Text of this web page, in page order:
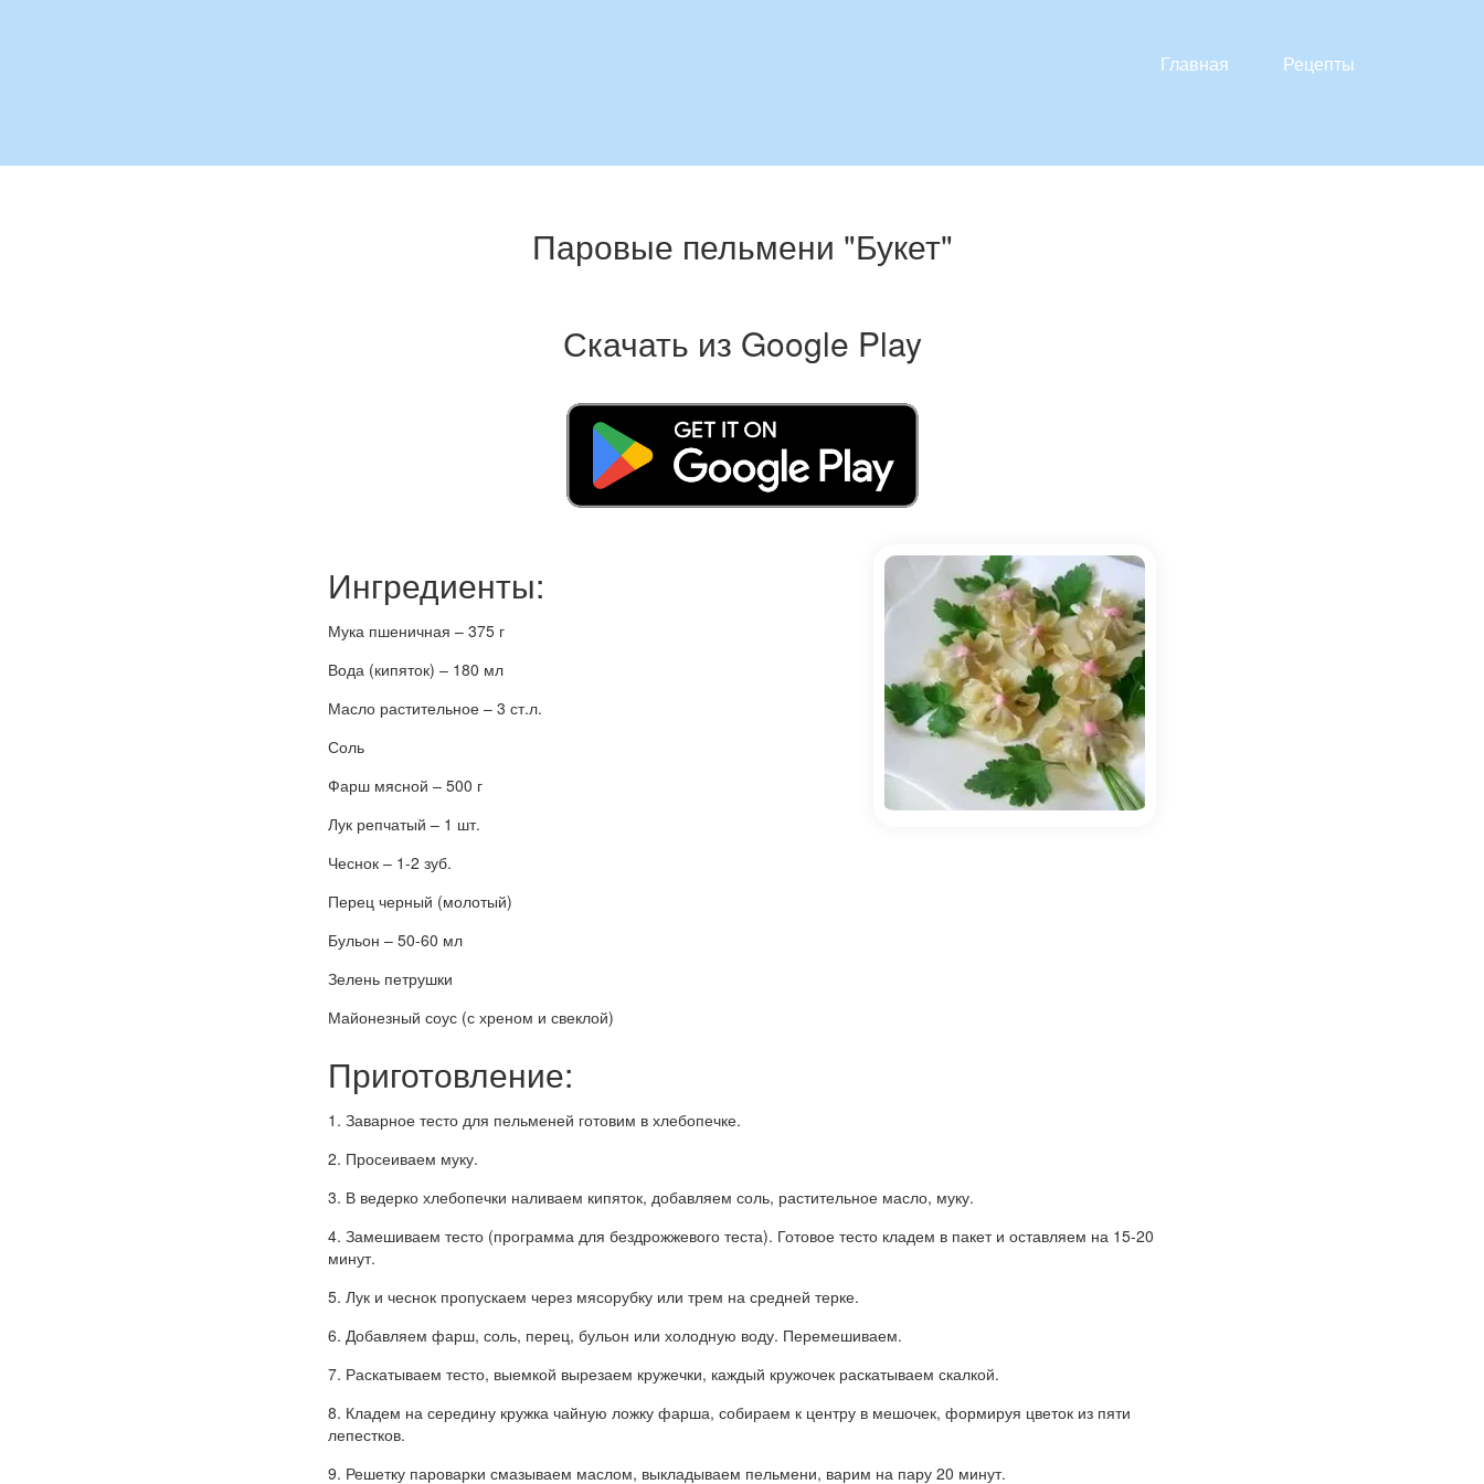
Главная Рецепты
Паровые пельмени "Букет"
Скачать из Google Play
Ингредиенты:
Мука пшеничная – 375 г
Вода (кипяток) – 180 мл
Масло растительное – 3 ст.л.
Соль
Фарш мясной – 500 г
Лук репчатый – 1 шт.
Чеснок – 1-2 зуб.
Перец черный (молотый)
Бульон – 50-60 мл
Зелень петрушки
Майонезный соус (с хреном и свеклой)
Приготовление:
1. Заварное тесто для пельменей готовим в хлебопечке.
2. Просеиваем муку.
3. В ведерко хлебопечки наливаем кипяток, добавляем соль, растительное масло, муку.
4. Замешиваем тесто (программа для бездрожжевого теста). Готовое тесто кладем в пакет и оставляем на 15-20
минут.
5. Лук и чеснок пропускаем через мясорубку или трем на средней терке.
6. Добавляем фарш, соль, перец, бульон или холодную воду. Перемешиваем.
7. Раскатываем тесто, выемкой вырезаем кружечки, каждый кружочек раскатываем скалкой.
8. Кладем на середину кружка чайную ложку фарша, собираем к центру в мешочек, формируя цветок из пяти
лепестков.
9. Решетку пароварки смазываем маслом, выкладываем пельмени, варим на пару 20 минут.